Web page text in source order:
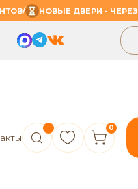
/ НОВЫЕ ДВЕРИ - ЧЕРЕЗ
0
ПГ